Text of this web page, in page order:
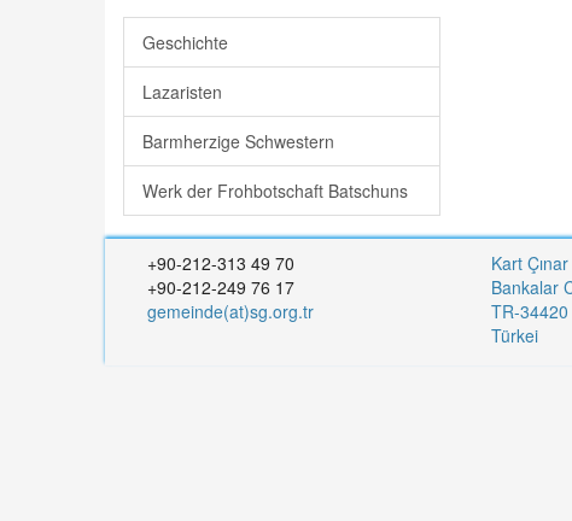
Geschichte
Lazaristen
Barmherzige Schwestern
Werk der Frohbotschaft Batschuns
+90-212-313 49 70
+90-212-249 76 17
gemeinde(at)sg.org.tr
Kart
Bankalar
TR-
Türkei